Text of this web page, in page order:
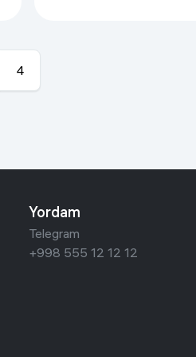
4
Yordam
Telegram
+998 555 12 12 12